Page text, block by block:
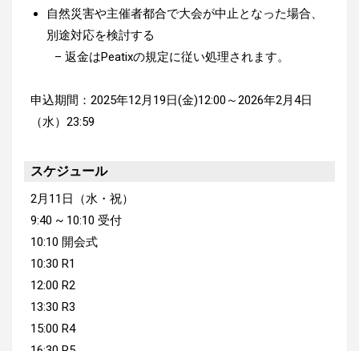
自然災害や主催者都合で大会が中止となった場合、
別途対応を検討する
– 返金はPeatixの規定に従い処理されます。
申込期間：2025年12月19日(金)12:00～2026年2月4日
（水）23:59
スケジュール
2月11日（水・祝）
9:40 ~ 10:10 受付
10:10 開会式
10:30 R1
12:00 R2
13:30 R3
15:00 R4